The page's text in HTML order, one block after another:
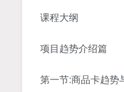
课程大纲
项目趋势介绍篇
第一节:商品卡趋势